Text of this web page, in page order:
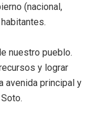
(nacional,
nuestro pueblo.
y lograr
avenida principal y